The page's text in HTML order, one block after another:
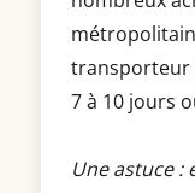
transporteur
7 à 10 jours
Une astuce :